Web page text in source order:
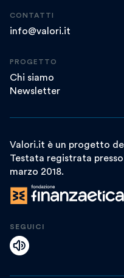
CONTATTI
info@valori.it
PROGETTO
Chi siamo
Newsletter
Valori.it è un progetto
Testata registrata
marzo 2018.
SEGUICI